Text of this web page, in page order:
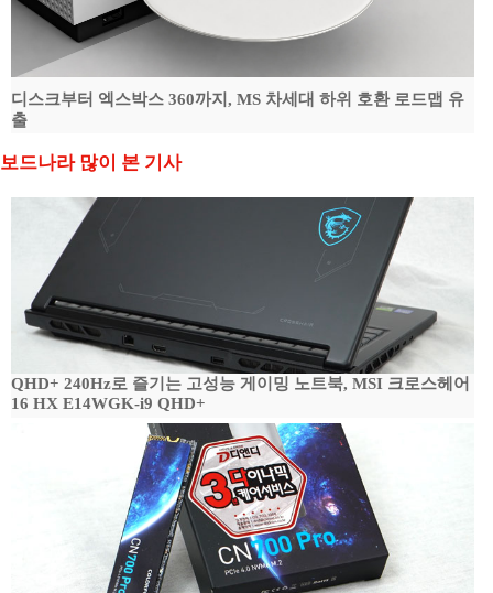
디스크부터 엑스박스 360까지, MS 차세대 하위 호환 로드맵 유
출
보드나라 많이 본 기사
QHD+ 240Hz로 즐기는 고성능 게이밍 노트북, MSI 크로스헤어
16 HX E14WGK-i9 QHD+